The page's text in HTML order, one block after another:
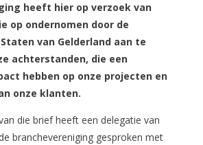
heeft hier op verzoek van
op ondernomen door de
van Gelderland aan te
achterstanden, die een
hebben op onze projecten en
onze klanten.
die brief heeft een delegatie van
branchevereniging gesproken met